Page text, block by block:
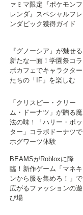
ァミマ限定『ポケモンフ
レンダ』スペシャルフレ
ンダピック獲得ガイド
『グノーシア』が魅せる
新たな一面！学園祭コラ
ボカフェでキャラクター
たちの「IF」を楽しむ
「クリスピー・クリー
ム・ドーナツ」が贈る魔
法の味！「ハリー・ポッ
ター」コラボドーナツで
ホグワーツ体験
BEAMSがRobloxに降
臨！新作ゲーム「マネキ
ンから服を集めろ！」で
広がるファッションの遊
び場